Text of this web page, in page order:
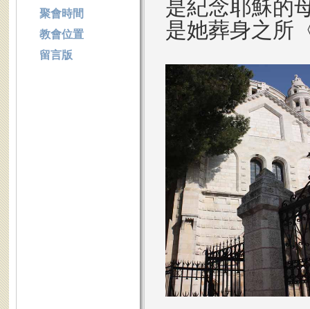
是紀念耶穌的
是她葬身之所
聚會時間
教會位置
留言版